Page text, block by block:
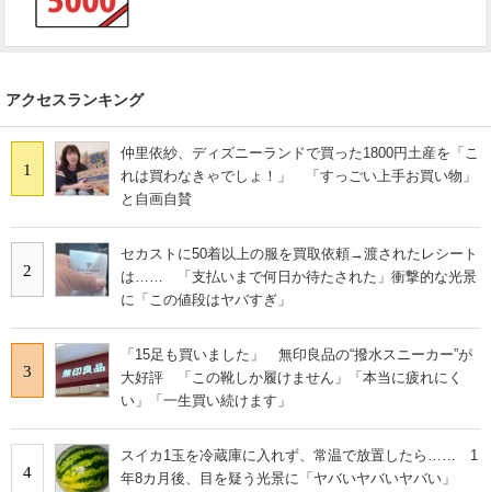
アクセスランキング
1
仲里依紗、ディズニーランドで買った1800円土産を「こ
れは買わなきゃでしょ！」 「すっごい上手お買い物」
と自画自賛
2
セカストに50着以上の服を買取依頼→渡されたレシート
は…… 「支払いまで何日か待たされた」衝撃的な光景
に「この値段はヤバすぎ」
3
「15足も買いました」 無印良品の“撥水スニーカー”が
大好評 「この靴しか履けません」「本当に疲れにく
い」「一生買い続けます」
4
スイカ1玉を冷蔵庫に入れず、常温で放置したら…… 1
年8カ月後、目を疑う光景に「ヤバいヤバいヤバい」